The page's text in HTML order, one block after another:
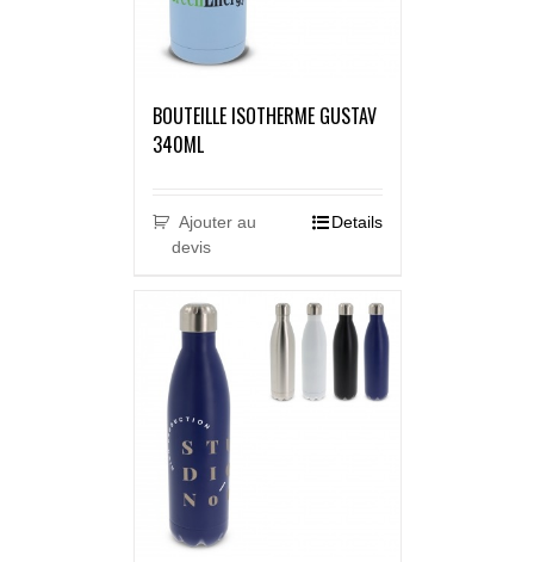
BOUTEILLE ISOTHERME GUSTAV
340ML
Ajouter au
devis
Details